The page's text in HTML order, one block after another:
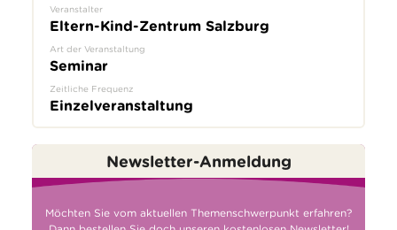
Veranstalter
Eltern-Kind-Zentrum Salzburg
Art der Veranstaltung
Seminar
Zeitliche Frequenz
Einzelveranstaltung
Newsletter-Anmeldung
Möchten Sie vom aktuellen Themenschwerpunkt erfahren?